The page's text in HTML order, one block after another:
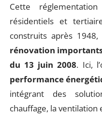
Cette
résidentiels et
construits après
rénovation
du 13 juin 2008. Ici,
performance
intégrant des
chauffage, la ventilation